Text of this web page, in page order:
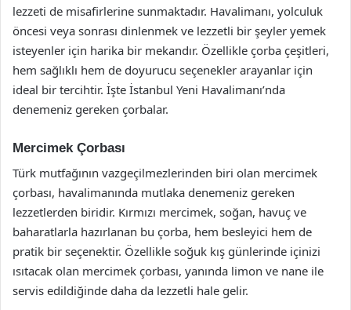
lezzeti de misafirlerine sunmaktadır. Havalimanı, yolculuk
öncesi veya sonrası dinlenmek ve lezzetli bir şeyler yemek
isteyenler için harika bir mekandır. Özellikle çorba çeşitleri,
hem sağlıklı hem de doyurucu seçenekler arayanlar için
ideal bir tercihtir. İşte İstanbul Yeni Havalimanı’nda
denemeniz gereken çorbalar.
Mercimek Çorbası
Türk mutfağının vazgeçilmezlerinden biri olan mercimek
çorbası, havalimanında mutlaka denemeniz gereken
lezzetlerden biridir. Kırmızı mercimek, soğan, havuç ve
baharatlarla hazırlanan bu çorba, hem besleyici hem de
pratik bir seçenektir. Özellikle soğuk kış günlerinde içinizi
ısıtacak olan mercimek çorbası, yanında limon ve nane ile
servis edildiğinde daha da lezzetli hale gelir.